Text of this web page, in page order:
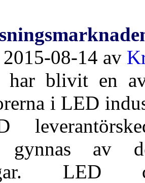
2015-08-14 av
har blivit en
i LED
gynnas av
LED